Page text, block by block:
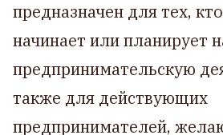
предназначен для тех,
начинает или планирует
предпринимательскую
также для действующих
предпринимателей,